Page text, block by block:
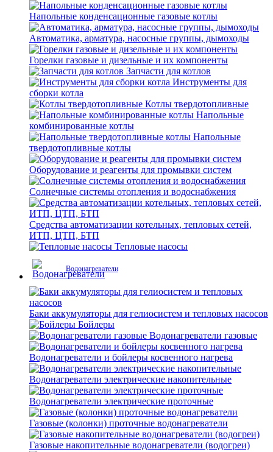
Напольные конденсационные газовые котлы
Автоматика, арматура, насосные группы, дымоходы
Горелки газовые и дизельные и их компоненты
Запчасти для котлов
Инструменты для
сборки котла
Котлы твердотопливные
Напольные
комбинированные котлы
Напольные
твердотопливные котлы
Оборудование и реагенты для промывки систем
Солнечные системы отопления и водоснабжения
Средства автоматизации котельных, тепловых сетей,
ИТП, ЦТП, БТП
Тепловые насосы
Водонагреватели
Баки аккумуляторы для гелиосистем и тепловых насосов
Бойлеры
Водонагреватели газовые
Водонагреватели и бойлеры косвенного нагрева
Водонагреватели электрические накопительные
Водонагреватели электрические проточные
Газовые (колонки) проточные водонагреватели
Газовые накопительные водонагреватели (водогреи)